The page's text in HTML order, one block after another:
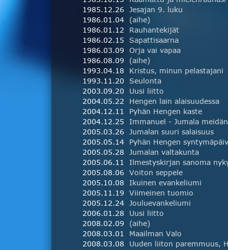
1985.12.26
Jesajan 9. luku
1986.01.04
(aihe)
1986.01.12
Rauhantekijät
1986.02.15
Sapattisaarna
1986.03.09
Orja vai vapaa
1986.08.09
(aihe)
1993.04.18
Kristus, minun pelastajani
1993.11.20
Seulonta
2003.09.20
Uusi liitto
2004.05.22
Hengen lain alaisuudessa
2004.12.11
Pyhän Hengen kaste
2004.12.25
2005.03.26
Jumalan suuri salaisuus
2005.05.14
Pyhän Hengen
2005.05.28
Jumalan valtakunta
2005.06.11
2005.08.06
Voiton seppele
2005.10.08
Ikuinen evankeliumi
2005.11.19
Viimeinen tuomio
2005.12.24
Jouluevankeliumi
2006.01.28
Uusi liitto
2008.02.09
(aihe)
2008.03.01
Maailman Valo
2008.03.08